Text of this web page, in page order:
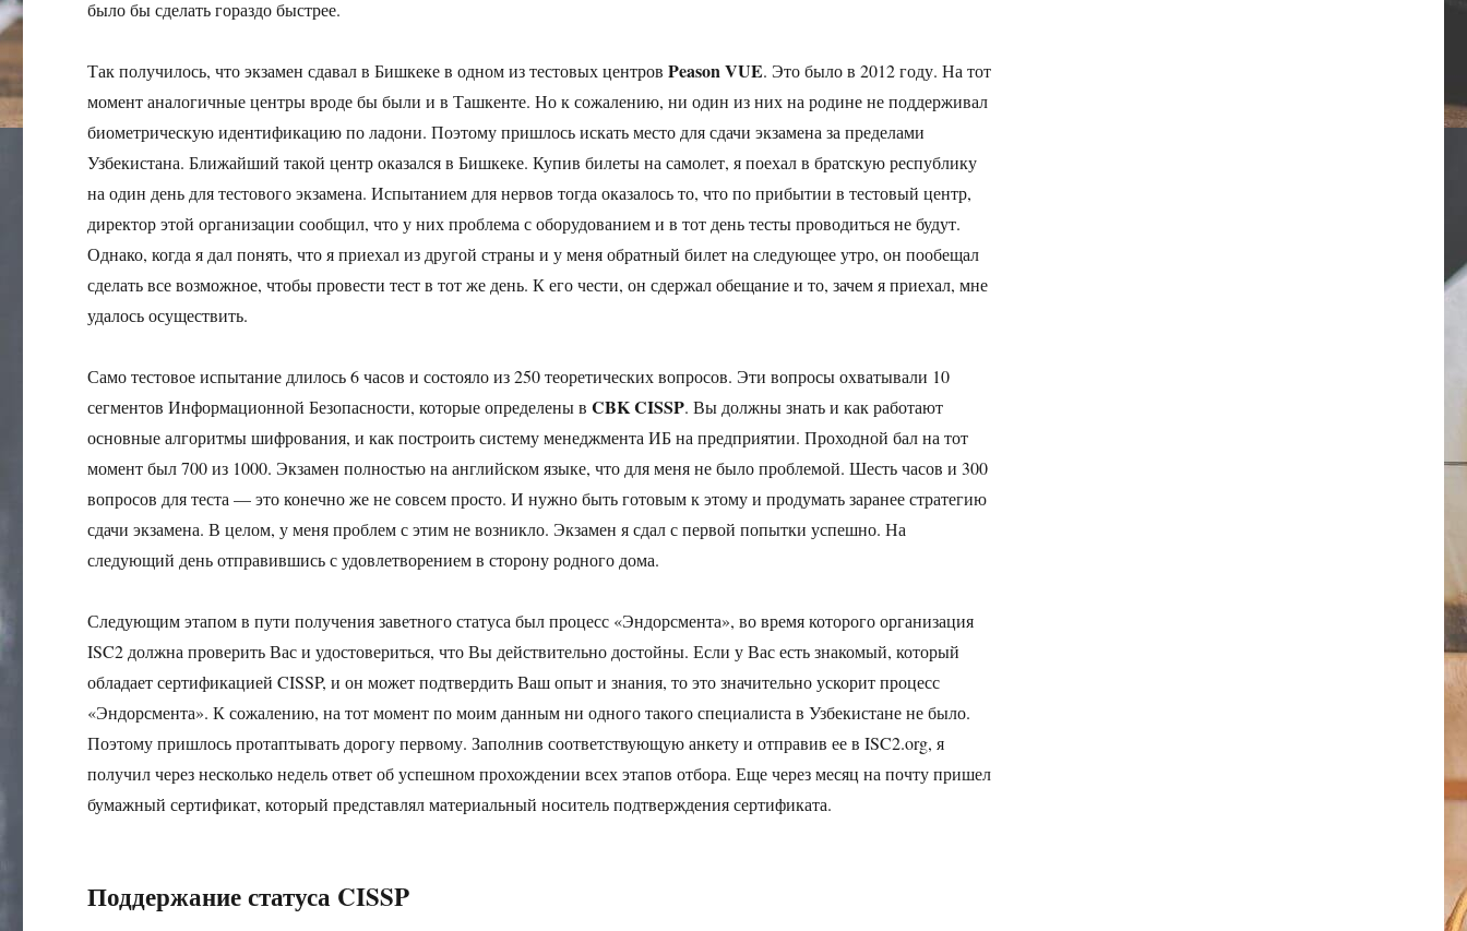
было бы сделать гораздо быстрее.
Так получилось, что экзамен сдавал в Бишкеке в одном из тестовых центровPeason VUE. Это было в 2012 году. На тот
момент аналогичные центры вроде бы были и в Ташкенте. Но к сожалению, ни один из них на родине не поддерживал
биометрическую идентификацию по ладони. Поэтому пришлось искать место для сдачи экзамена за пределами
Узбекистана. Ближайший такой центр оказался в Бишкеке. Купив билеты на самолет, я поехал в братскую республику
на один день для тестового экзамена. Испытанием для нервов тогда оказалось то, что по прибытии в тестовый центр,
директор этой организации сообщил, что у них проблема с оборудованием и в тот день тесты проводиться не будут.
Однако, когда я дал понять, что я приехал из другой страны и у меня обратный билет на следующее утро, он пообещал
сделать все возможное, чтобы провести тест в тот же день. К его чести, он сдержал обещание и то, зачем я приехал, мне
удалось осуществить.
Само тестовое испытание длилось 6 часов и состояло из 250 теоретических вопросов. Эти вопросы охватывали 10
сегментов Информационной Безопасности, которые определены вCBK CISSP. Вы должны знать и как работают
основные алгоритмы шифрования, и как построить систему менеджмента ИБ на предприятии. Проходной бал на тот
момент был 700 из 1000. Экзамен полностью на английском языке, что для меня не было проблемой. Шесть часов и 300
вопросов для теста — это конечно же не совсем просто. И нужно быть готовым к этому и продумать заранее стратегию
сдачи экзамена. В целом, у меня проблем с этим не возникло. Экзамен я сдал с первой попытки успешно. На
следующий день отправившись с удовлетворением в сторону родного дома.
Следующим этапом в пути получения заветного статуса был процесс «Эндорсмента», во время которого организация
ISC2 должна проверить Вас и удостовериться, что Вы действительно достойны. Если у Вас есть знакомый, который
обладает сертификацией CISSP, и он может подтвердить Ваш опыт и знания, то это значительно ускорит процесс
«Эндорсмента». К сожалению, на тот момент по моим данным ни одного такого специалиста в Узбекистане не было.
Поэтому пришлось протаптывать дорогу первому. Заполнив соответствующую анкету и отправив ее в ISC2.org, я
получил через несколько недель ответ об успешном прохождении всех этапов отбора. Еще через месяц на почту пришел
бумажный сертификат, который представлял материальный носитель подтверждения сертификата.
Поддержание статуса CISSP